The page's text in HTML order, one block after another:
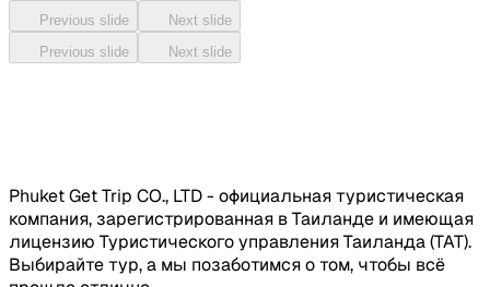
Previous slide
Next slide
Previous slide
Next slide
Phuket Get Trip CO., LTD - официальная туристическая
компания, зарегистрированная в Таиланде и имеющая
лицензию Туристического управления Таиланда (TAT).
Выбирайте тур, а мы позаботимся о том, чтобы всё